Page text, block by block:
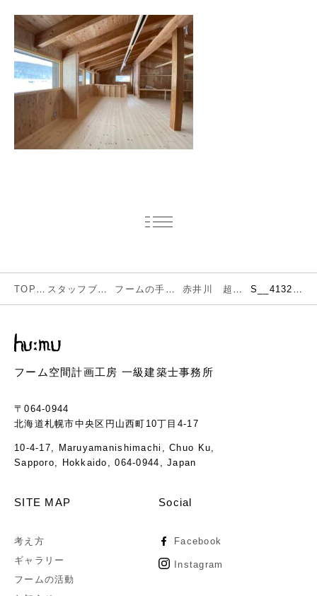
フーム空間計画工房 一級建築士事務所
〒064-0944
北海道札幌市中央区円山西町10丁目4-17
10-4-17, Maruyamanishimachi, Chuo Ku,
Sapporo, Hokkaido, 064-0944, Japan
SITE MAP
考え方
ギャラリー
フームの活動
Social
Facebook
Instagram